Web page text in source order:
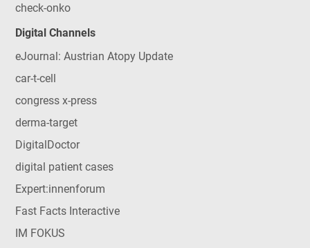
check-onko
Digital Channels
eJournal: Austrian Atopy Update
car-t-cell
congress x-press
derma-target
DigitalDoctor
digital patient cases
Expert:innenforum
Fast Facts Interactive
IM FOKUS